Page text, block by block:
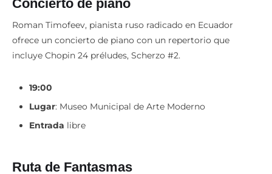
Concierto de piano
Roman Timofeev, pianista ruso radicado en Ecuador
ofrece un concierto de piano con un repertorio que
incluye Chopin 24 préludes, Scherzo #2.
19:00
Lugar: Museo Municipal de Arte Moderno
Entrada libre
Ruta de Fantasmas